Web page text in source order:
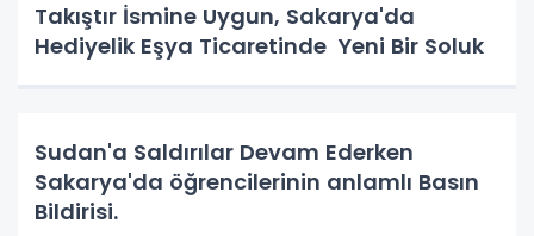
Takıştır İsmine Uygun, Sakarya'da
Hediyelik Eşya Ticaretinde Yeni Bir Soluk
Sudan'a Saldırılar Devam Ederken
Sakarya'da öğrencilerinin anlamlı Basın
Bildirisi.